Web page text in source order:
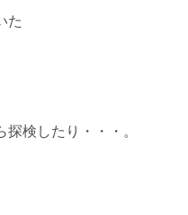
た
検したり・・・。